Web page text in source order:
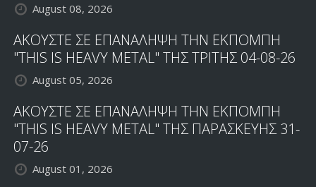
August 08, 2026
ΑΚΟΥΣΤΕ ΣΕ ΕΠΑΝΑΛΗΨΗ ΤΗΝ ΕΚΠΟΜΠΗ
"THIS IS HEAVY METAL" ΤΗΣ ΤΡΙΤΗΣ 04-08-26
August 05, 2026
ΑΚΟΥΣΤΕ ΣΕ ΕΠΑΝΑΛΗΨΗ ΤΗΝ ΕΚΠΟΜΠΗ
"THIS IS HEAVY METAL" ΤΗΣ ΠΑΡΑΣΚΕΥΗΣ 31-
07-26
August 01, 2026